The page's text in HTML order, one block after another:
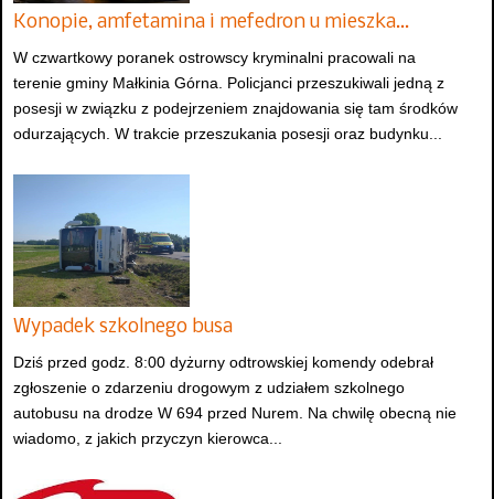
Konopie, amfetamina i mefedron u mieszka…
W czwartkowy poranek ostrowscy kryminalni pracowali na
terenie gminy Małkinia Górna. Policjanci przeszukiwali jedną z
posesji w związku z podejrzeniem znajdowania się tam środków
odurzających. W trakcie przeszukania posesji oraz budynku...
Wypadek szkolnego busa
Dziś przed godz. 8:00 dyżurny odtrowskiej komendy odebrał
zgłoszenie o zdarzeniu drogowym z udziałem szkolnego
autobusu na drodze W 694 przed Nurem. Na chwilę obecną nie
wiadomo, z jakich przyczyn kierowca...